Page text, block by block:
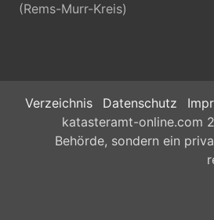
(Rems-Murr-Kreis)
Verzeichnis Datenschutz
katasteramt-online.com
Behörde, sondern ein